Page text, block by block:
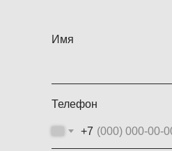
Имя
Телефон
+7